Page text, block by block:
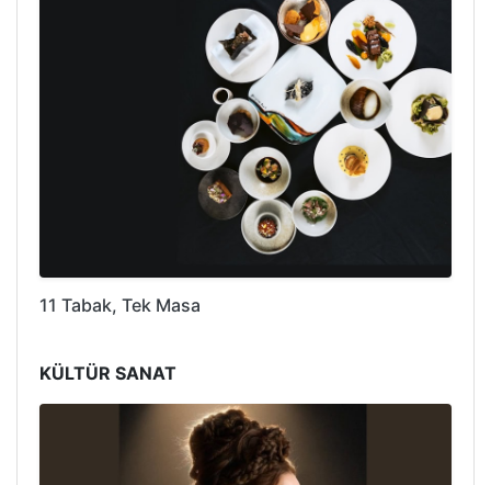
11 Tabak, Tek Masa
KÜLTÜR SANAT